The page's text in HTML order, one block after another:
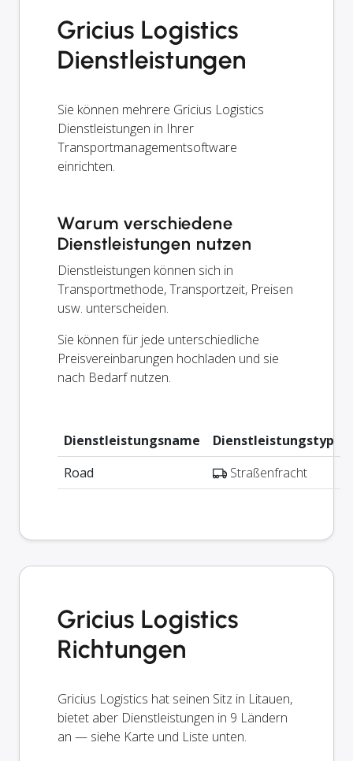
Gricius Logistics
Dienstleistungen
Sie können mehrere Gricius Logistics
Dienstleistungen in Ihrer
Transportmanagementsoftware
einrichten.
Warum verschiedene
Dienstleistungen nutzen
Dienstleistungen können sich in
Transportmethode, Transportzeit, Preisen
usw. unterscheiden.
Sie können für jede unterschiedliche
Preisvereinbarungen hochladen und sie
nach Bedarf nutzen.
Dienstleistungsname
Dienstleistungstyp
Road
Straßenfracht
Gricius Logistics
Richtungen
Gricius Logistics hat seinen Sitz in Litauen,
bietet aber Dienstleistungen in 9 Ländern
an — siehe Karte und Liste unten.